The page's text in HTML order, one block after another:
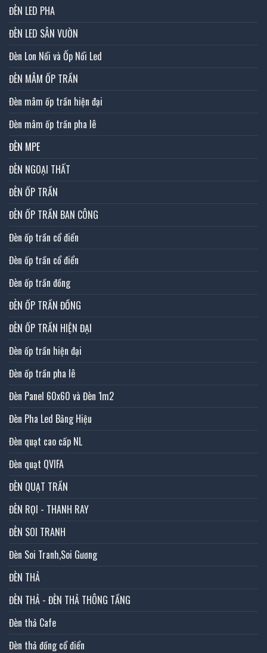
ĐÈN LED PHA
ĐÈN LED SÂN VƯỜN
Đèn Lon Nổi và Ốp Nổi Led
ĐÈN MÂM ỐP TRẦN
Đèn mâm ốp trần hiện đại
Đèn mâm ốp trần pha lê
ĐÈN MPE
ĐÈN NGOẠI THẤT
ĐÈN ỐP TRẦN
ĐÈN ỐP TRẦN BAN CÔNG
Đèn ốp trần cổ điển
Đèn ốp trần cổ điển
Đèn ốp trần đồng
ĐÈN ỐP TRẦN ĐỒNG
ĐÈN ỐP TRẦN HIỆN ĐẠI
Đèn ốp trần hiện đại
Đèn ốp trần pha lê
Đèn Panel 60x60 và Đèn 1m2
Đèn Pha Led Bảng Hiệu
Đèn quạt cao cấp NL
Đèn quạt QVIFA
ĐÈN QUẠT TRẦN
ĐÈN RỌI - THANH RAY
ĐÈN SOI TRANH
Đèn Soi Tranh,Soi Gương
ĐÈN THẢ
ĐÈN THẢ - ĐÈN THẢ THÔNG TẦNG
Đèn thả Cafe
Đèn thả đồng cổ điển